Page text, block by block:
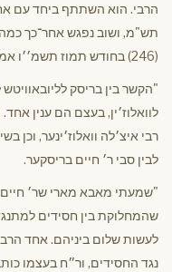
הרבי. הוא השתתף ביחד עם
תש"מ, ושוב נפגש אחר־כך
(246) בחודש תמוז תשמ׳׳ו אמר:
"הקשר בין בריסק
לוואלוז׳ין, בעצם הם ענין
רבי איצ׳לה וואלוז׳ינער,
לבין סבי ר׳ חיים בריסקער.
"שמעתי מאבא מארי שר׳ חיים
שהמחלוקת בין חסידים
לעשות שלום ביניהם. אחד
נגד החסידים, ור״ח בעצמו